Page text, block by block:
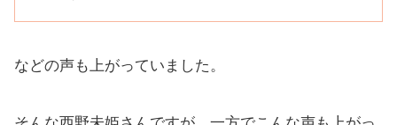
などの声も上がっていました。